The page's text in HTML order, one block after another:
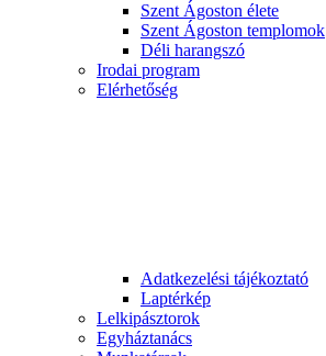
Szent Ágoston élete
Szent Ágoston templomok
Déli harangszó
Irodai program
Elérhetőség
Adatkezelési tájékoztató
Laptérkép
Lelkipásztorok
Egyháztanács